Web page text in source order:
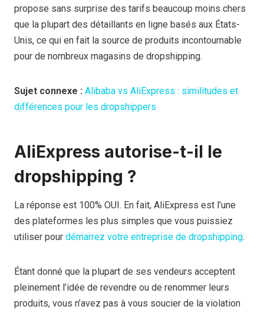
propose sans surprise des tarifs beaucoup moins chers
que la plupart des détaillants en ligne basés aux États-
Unis, ce qui en fait la source de produits incontournable
pour de nombreux magasins de dropshipping.
Sujet connexe : Alibaba vs AliExpress : similitudes et
différences pour les dropshippers
AliExpress autorise-t-il le
dropshipping ?
La réponse est 100% OUI. En fait, AliExpress est l’une
des plateformes les plus simples que vous puissiez
utiliser pour démarrez votre entreprise de dropshipping.
Étant donné que la plupart de ses vendeurs acceptent
pleinement l’idée de revendre ou de renommer leurs
produits, vous n’avez pas à vous soucier de la violation